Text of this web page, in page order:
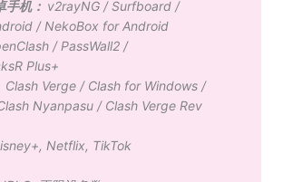
机： v2rayNG/Surfboard/
/ NekoBox for Android
/ PassWall2/
Plus+
Clash Verge/ Clash for Windows/
Nyanpasu/ Clash Verge Rev
, Netflix, TikTok